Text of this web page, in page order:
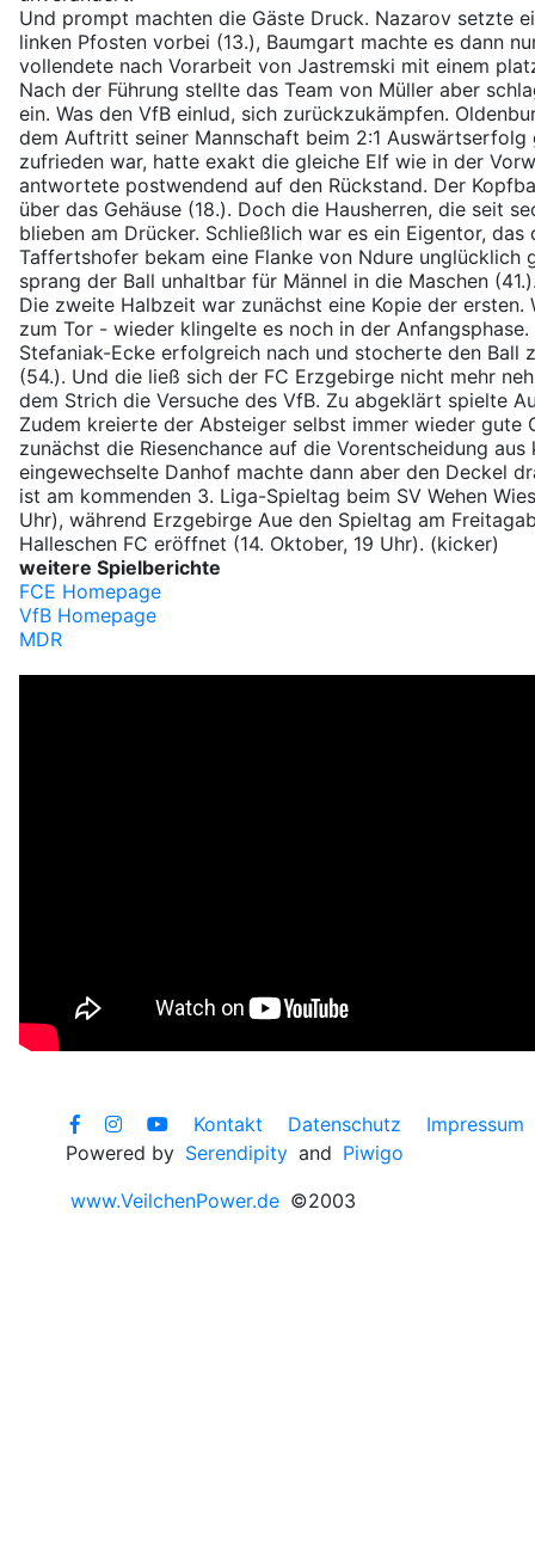
Und prompt machten die Gäste Druck. Nazarov setzte
linken Pfosten vorbei (13.), Baumgart machte es dann
vollendete nach Vorarbeit von Jastremski mit einem
Nach der Führung stellte das Team von Müller aber
ein. Was den VfB einlud, sich zurückzukämpfen.
dem Auftritt seiner Mannschaft beim 2:1
zufrieden war, hatte exakt die gleiche Elf wie in der
antwortete postwendend auf den Rückstand. Der
über das Gehäuse (18.). Doch die Hausherren, die seit
blieben am Drücker. Schließlich war es ein Eigentor,
Taffertshofer bekam eine Flanke von Ndure unglücklich
sprang der Ball unhaltbar für Männel in die Maschen
Die zweite Halbzeit war zunächst eine Kopie der
zum Tor - wieder klingelte es noch in der
Stefaniak-Ecke erfolgreich nach und stocherte den Ball
(54.). Und die ließ sich der FC Erzgebirge nicht mehr
dem Strich die Versuche des VfB. Zu abgeklärt spielte
Zudem kreierte der Absteiger selbst immer wieder gute
zunächst die Riesenchance auf die Vorentscheidung
eingewechselte Danhof machte dann aber den Deckel
ist am kommenden 3. Liga-Spieltag beim SV Wehen
Uhr), während Erzgebirge Aue den Spieltag am
Halleschen FC eröffnet (14. Oktober, 19 Uhr). (kicker)
weitere Spielberichte
FCE Homepage
VfB Homepage
MDR
Kontakt Datenschutz
Impressum
Powered by Serendipity and Piwigo
www.VeilchenPower.de ©2003